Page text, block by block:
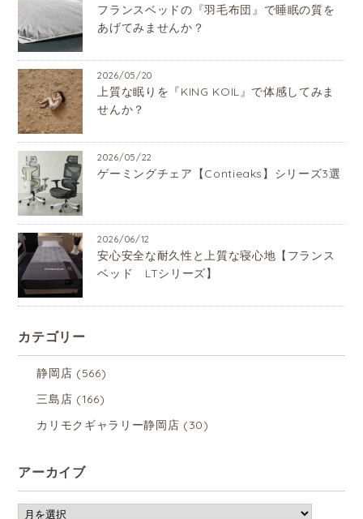
フランスベッドの『羽毛布団』で睡眠の質を
あげてみませんか？
2026/05/20
上質な眠りを『KING KOIL』で体感してみま
せんか？
2026/05/22
ゲーミングチェア【Contieaks】シリーズ3選
2026/06/12
安心安全な耐久性と上質な寝心地【フランス
ベッド LTシリーズ】
カテゴリー
静岡店 (566)
三島店 (166)
カリモクギャラリー静岡店 (30)
アーカイブ